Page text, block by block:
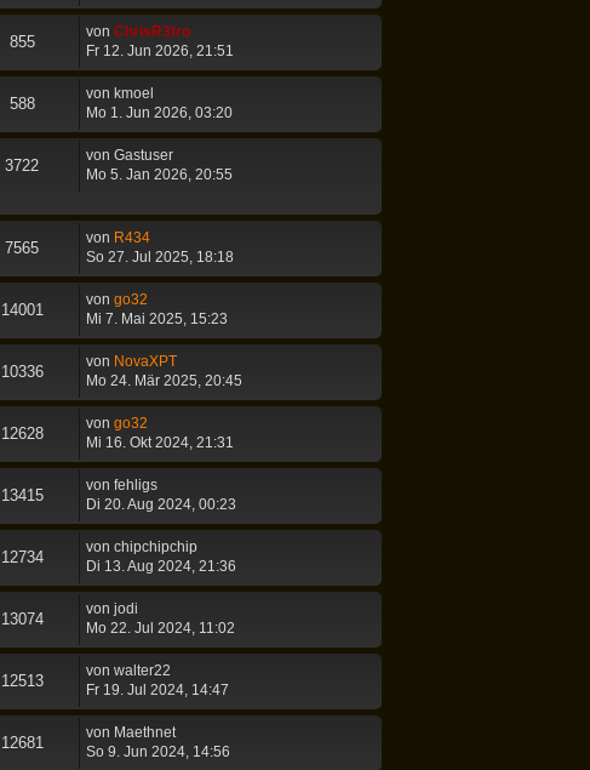
855
von ChrisR3tro
Fr 12. Jun 2026, 21:51
588
von kmoel
Mo 1. Jun 2026, 03:20
3722
von Gastuser
Mo 5. Jan 2026, 20:55
7565
von R434
So 27. Jul 2025, 18:18
14001
von go32
Mi 7. Mai 2025, 15:23
10336
von NovaXPT
Mo 24. Mär 2025, 20:45
12628
von go32
Mi 16. Okt 2024, 21:31
13415
von fehligs
Di 20. Aug 2024, 00:23
12734
von chipchipchip
Di 13. Aug 2024, 21:36
13074
von jodi
Mo 22. Jul 2024, 11:02
12513
von walter22
Fr 19. Jul 2024, 14:47
12681
von Maethnet
So 9. Jun 2024, 14:56